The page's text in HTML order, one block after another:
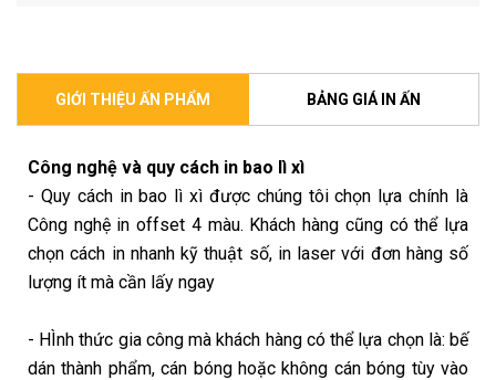
GIỚI THIỆU ẤN PHẨM BẢNG GIÁ IN ẤN
Công nghệ và quy cách in bao lì xì
- Quy cách in bao lì xì được chúng tôi chọn lựa chính là
Công nghệ in offset 4 màu. Khách hàng cũng có thể lựa
chọn cách in nhanh kỹ thuật số, in laser với đơn hàng số
lượng ít mà cần lấy ngay
- HÌnh thức gia công mà khách hàng có thể lựa chọn là: bế
dán thành phẩm, cán bóng hoặc không cán bóng tùy vào